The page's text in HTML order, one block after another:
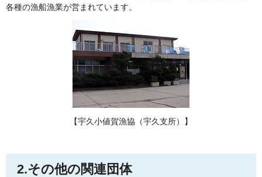
各種の漁船漁業が営まれています。
【宇久小値賀漁協（宇久支所）】
2.その他の関連団体